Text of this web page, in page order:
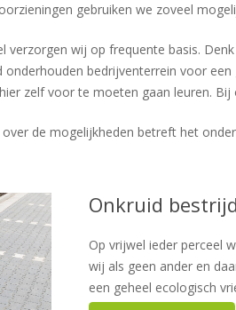
gebruiken we zoveel
verzorgen wij op frequente basis.
bedrijventerrein voor
zelf voor te moeten gaan leuren.
de mogelijkheden betreft het
Onkruid
Op vrijwel ieder perceel
wij als geen ander en
een geheel ecologisch